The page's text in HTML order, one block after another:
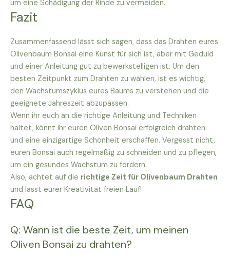
um eine Schädigung der Rinde zu vermeiden.
Fazit
Zusammenfassend lässt sich sagen, dass das Drahten eures
Olivenbaum Bonsai eine Kunst für sich ist, aber mit Geduld
und einer Anleitung gut zu bewerkstelligen ist. Um den
besten Zeitpunkt zum Drahten zu wählen, ist es wichtig,
den Wachstumszyklus eures Baums zu verstehen und die
geeignete Jahreszeit abzupassen.
Wenn ihr euch an die richtige Anleitung und Techniken
haltet, könnt ihr euren Oliven Bonsai erfolgreich drahten
und eine einzigartige Schönheit erschaffen. Vergesst nicht,
euren Bonsai auch regelmäßig zu schneiden und zu pflegen,
um ein gesundes Wachstum zu fördern.
Also, achtet auf die richtige Zeit für Olivenbaum Drahten
und lasst eurer Kreativität freien Lauf!
FAQ
Q: Wann ist die beste Zeit, um meinen
Oliven Bonsai zu drahten?